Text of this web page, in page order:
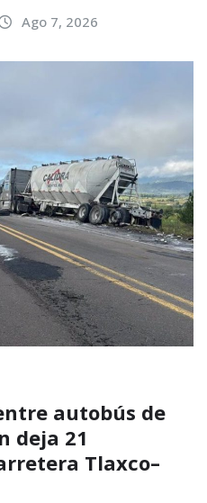
Ago 7, 2026
autobús de
deja 21
Tlaxco–